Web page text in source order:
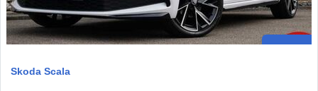
Skoda Scala